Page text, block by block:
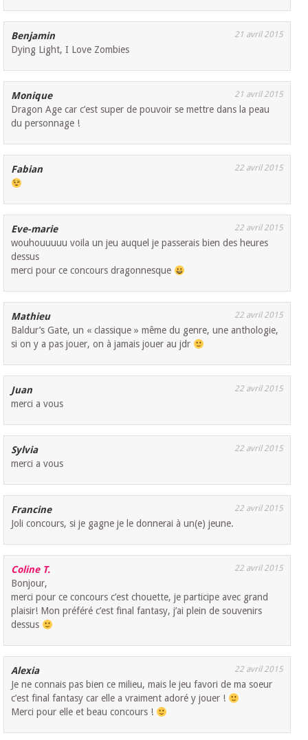
Benjamin 21 avril 2015
Dying Light, I Love Zombies
Monique 21 avril 2015
Dragon Age car c’est super de pouvoir se mettre dans la peau
du personnage !
Fabian 22 avril 2015
Eve-marie 22 avril 2015
wouhouuuuu voila un jeu auquel je passerais bien des heures
dessus
merci pour ce concours dragonnesque
Mathieu 22 avril 2015
Baldur’s Gate, un « classique » même du genre, une anthologie,
si on y a pas jouer, on à jamais jouer au jdr
Juan 22 avril 2015
merci a vous
Sylvia 22 avril 2015
merci a vous
Francine 22 avril 2015
Joli concours, si je gagne je le donnerai à un(e) jeune.
Coline T. 22 avril 2015
Bonjour,
merci pour ce concours c’est chouette, je participe avec grand
plaisir! Mon préféré c’est final fantasy, j’ai plein de souvenirs
dessus
Alexia 22 avril 2015
Je ne connais pas bien ce milieu, mais le jeu favori de ma soeur
c’est final fantasy car elle a vraiment adoré y jouer !
Merci pour elle et beau concours !